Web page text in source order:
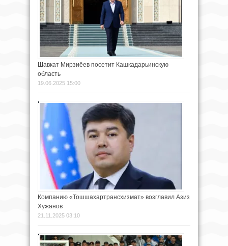
Шавкат Мирзиёев посетит Кашкадарьинскую
область
19.06.2025 15:00
Компанию «Тошшахартрансхизмат» возглавил Азиз
Хужанов
21.11.2025 03:10